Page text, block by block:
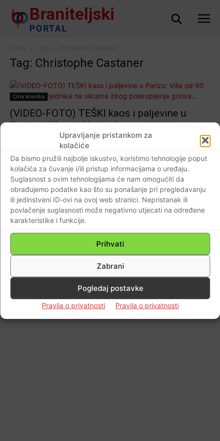
Upravljanje pristankom za
kolačiće
Da bismo pružili najbolje iskustvo, koristimo tehnologije poput
kolačića za čuvanje i/ili pristup informacijama o uređaju.
Suglasnost s ovim tehnologijama će nam omogućiti da
obrađujemo podatke kao što su ponašanje pri pregledavanju
ili jedinstveni ID-ovi na ovoj web stranici. Nepristanak ili
povlačenje suglasnosti može negativno utjecati na određene
karakteristike i funkcije.
Prihvati
Zabrani
Pogledaj postavke
Pravila o privatnosti Pravila o privatnosti
Braniteljski
PORTAL
Tag: Christophe Castaner
Crna kronika
(VIDEO-FOTO) TEŠKI kaos i paljevine u
Parizu: Više od 90 tisuća prosvjednika na
ulicama zbog poskupljenja goriva…
Impressum Kontaktirajte nas Pravila o privatnosti
© Newspaper WordPress Theme by TagDiv